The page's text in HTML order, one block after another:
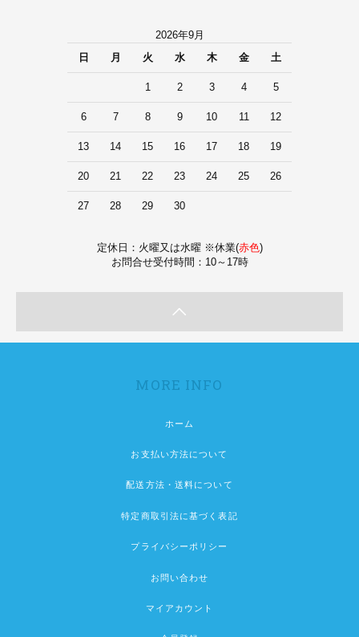
2026年9月
日
月 火 水 木 金 土
1 2 3 4 5
6 7 8 9 10 11 12
13 14 15 16 17 18 19
20 21 22 23 24 25 26
27 28 29 30
定休日：火曜又は水曜 ※休業(赤色)
お問合せ受付時間：10～17時
MORE INFO
ホーム
お支払い方法について
配送方法・送料について
特定商取引法に基づく表記
プライバシーポリシー
お問い合わせ
マイアカウント